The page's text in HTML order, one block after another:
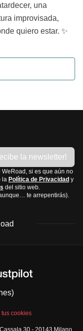
una
improvisada,
quiero estar. ✨
la newsletter!
si es que aún no
la Política de Privacidad y
del sitio web.
te arrepentirás).
y condiciones
generales
cookies
30 - 20143 Milano